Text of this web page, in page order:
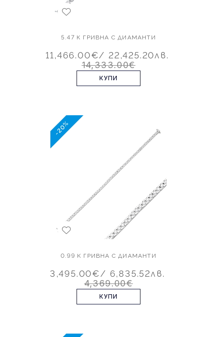
5.47 К ГРИВНА С ДИАМАНТИ
11,466.00€/ 22,425.20лв.
14,333.00€
КУПИ
-20%
0.99 K ГРИВНА С ДИАМАНТИ
3,495.00€/ 6,835.52лв.
4,369.00€
КУПИ